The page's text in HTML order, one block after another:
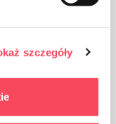
szczegóły